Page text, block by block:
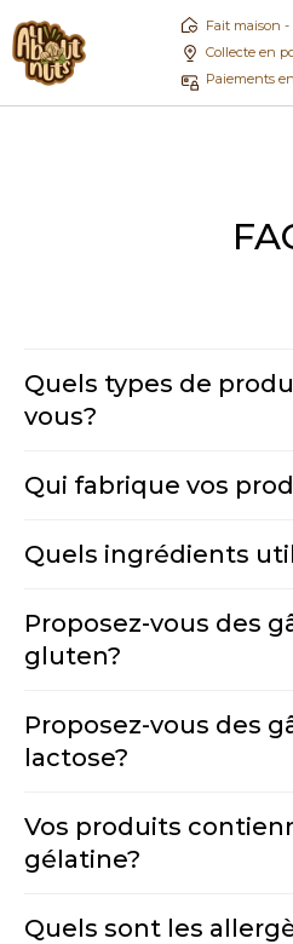
Fait maison -
Paiements
Collecte en
Quels types de
vous?
Qui fabrique vos
Quels ingrédients
Proposez-vous des
gluten?
Proposez-vous des
lactose?
Vos produits
gélatine?
Quels sont les